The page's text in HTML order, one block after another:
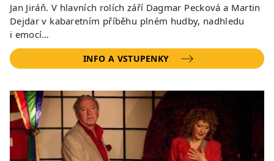
Jan Jiráň. V hlavních rolích září Dagmar Pecková a Martin
Dejdar v kabaretním příběhu plném hudby, nadhledu
i emocí…
INFO A VSTUPENKY